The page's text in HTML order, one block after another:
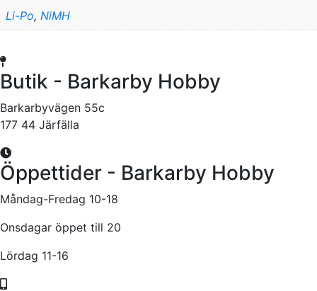
Li-Po, NiMH
Butik - Barkarby Hobby
Barkarbyvägen 55c
177 44 Järfälla
Öppettider - Barkarby Hobby
Måndag-Fredag 10-18
Onsdagar öppet till 20
Lördag 11-16